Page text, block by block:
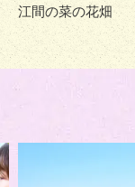
江間の菜の花畑